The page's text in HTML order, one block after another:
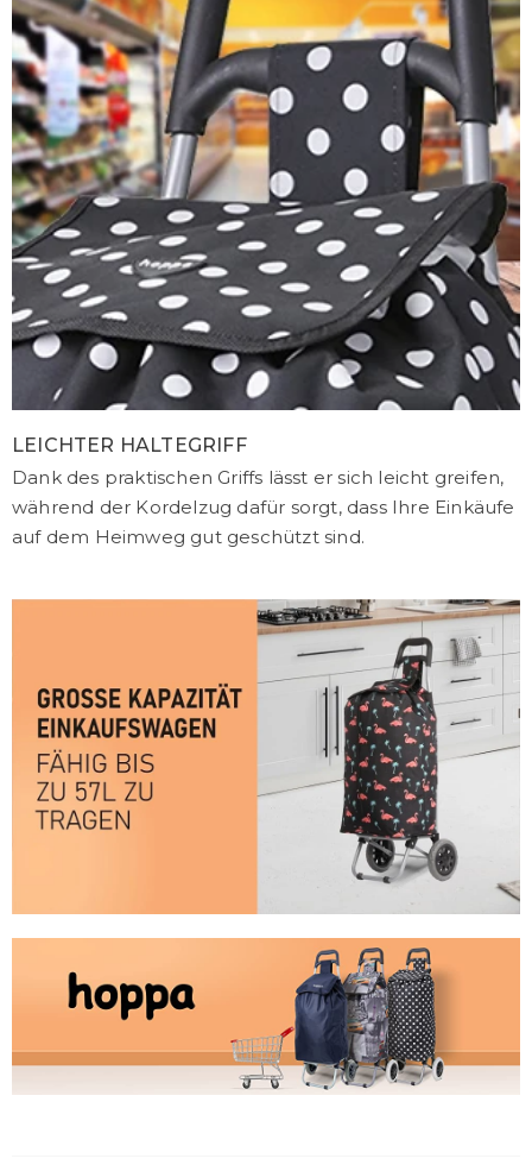
LEICHTER HALTEGRIFF
Dank des praktischen Griffs lässt er sich leicht greifen,
während der Kordelzug dafür sorgt, dass Ihre Einkäufe
auf dem Heimweg gut geschützt sind.